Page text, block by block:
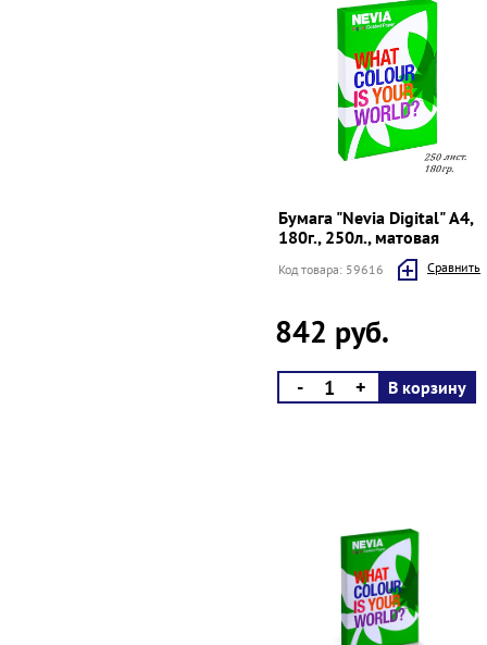
Бумага "Nevia Digital" А4,
180г., 250л., матовая
Код товара: 59616 Cравнить
842 руб.
- + В корзину